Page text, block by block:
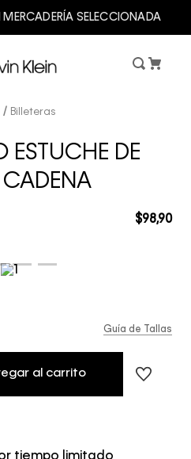
SELECCIONADA
Billeteras
ESTUCHE DE
CADENA
$98,90
Guía de Tallas
al carrito